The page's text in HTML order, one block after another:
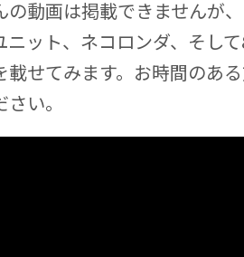
の動画は掲載できませんが
ニット、ネコロンダ、そし
載せてみます。お時間のあ
い。